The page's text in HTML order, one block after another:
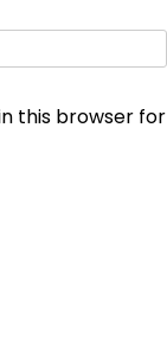
this browser for